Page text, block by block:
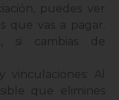
puedes ver
que vas a pagar.
si cambias de
vinculaciones: Al
que elimines